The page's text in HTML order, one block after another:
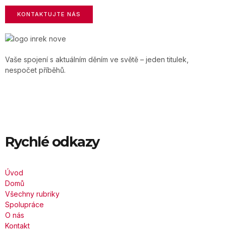
KONTAKTUJTE NÁS
Vaše spojení s aktuálním děním ve světě – jeden titulek,
nespočet příběhů.
Rychlé odkazy
Úvod
Domů
Všechny rubriky
Spolupráce
O nás
Kontakt